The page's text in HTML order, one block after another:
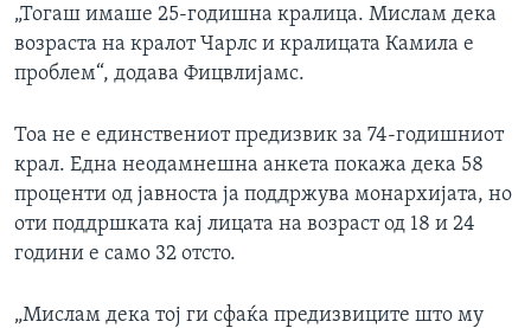
„Тогаш имаше 25-годишна кралица. Мислам дека
возраста на кралот Чарлс и кралицата Камила е
проблем“, додава Фицвлијамс.
Тоа не е единствениот предизвик за 74-годишниот
крал. Една неодамнешна анкета покажа дека 58
проценти од јавноста ја поддржува монархијата, но
оти поддршката кај лицата на возраст од 18 и 24
години е само 32 отсто.
„Мислам дека тој ги сфаќа предизвиците што му